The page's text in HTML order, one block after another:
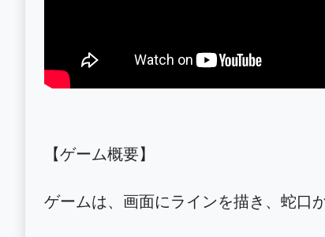
【ゲーム概要】
ゲームは、画面にラインを描き、蛇口